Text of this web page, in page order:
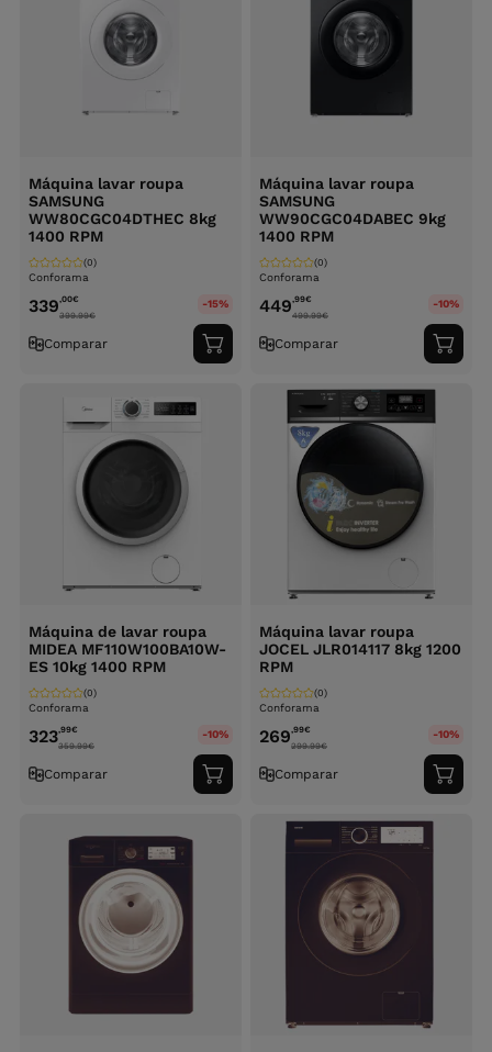
Máquina lavar roupa
SAMSUNG
WW80CGC04DTHEC 8kg
1400 RPM
Conforama
(0)
339,00€
399.99€
-15%
Comparar
Adicionar
ao
Máquina lavar roupa
SAMSUNG
WW90CGC04DABEC 9kg
1400 RPM
Conforama
(0)
449,99€
499.99€
-10%
Comparar
ao
Máquina de lavar roupa
MIDEA MF110W100BA10W-
ES 10kg 1400 RPM
Conforama
(0)
323,99€
359.99€
-10%
Comparar
Adicionar
ao
Máquina lavar roupa
JOCEL JLR014117 8kg 1200
RPM
Conforama
(0)
269,99€
299.99€
-10%
Comparar
ao